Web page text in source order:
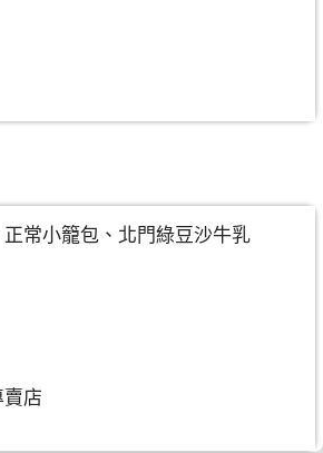
常小籠包、北門綠豆沙牛乳
店